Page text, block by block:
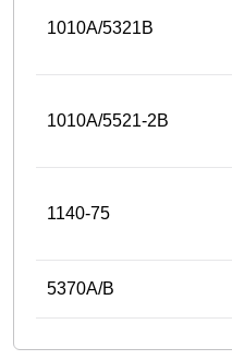
1010A/5321B
1010A/5521-2B
1140-75
5370A/B